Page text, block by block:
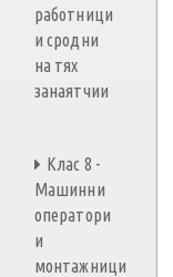
работници
и сродни
на тях
занаятчии
Клас 8 -
Машинни
оператори
и
монтажници